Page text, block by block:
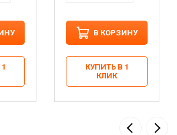
В КОРЗИНУ
КУПИТЬ В 1
КЛИК